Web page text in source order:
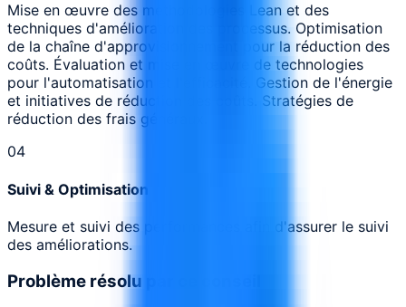
Mise en œuvre des méthodologies Lean et des
techniques d'amélioration des processus. Optimisation
de la chaîne d'approvisionnement pour la réduction des
coûts. Évaluation et mise en œuvre de technologies
pour l'automatisation et l'efficacité. Gestion de l'énergie
et initiatives de réduction des coûts. Stratégies de
réduction des frais généraux.
04
Suivi & Optimisation
Mesure et suivi des performances afin d'assurer le suivi
des améliorations.
Problème résolu par ce conseil